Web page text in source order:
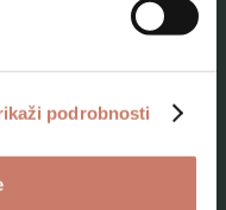
podrobnosti